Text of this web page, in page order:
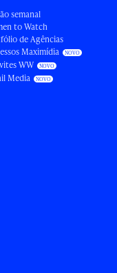
semanal
to Watch
de Agências
Maximídia
WW
Media